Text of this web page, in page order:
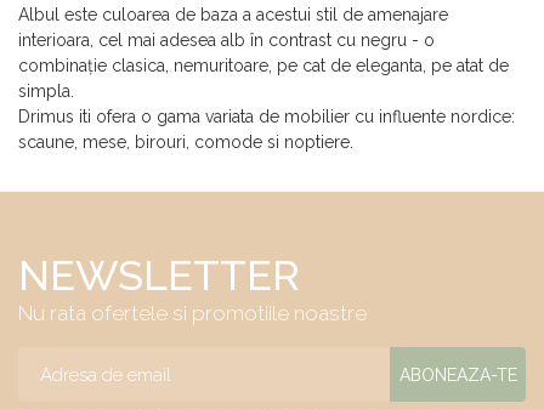
Albul este culoarea de baza a acestui stil de amenajare
interioara, cel mai adesea alb în contrast cu negru - o
combinație clasica, nemuritoare, pe cat de eleganta, pe atat de
simpla.
Drimus iti ofera o gama variata de mobilier cu influente nordice:
scaune, mese, birouri, comode si noptiere.
NEWSLETTER
Nu rata ofertele si promotiile noastre